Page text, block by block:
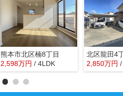
熊本市北区楠8丁目
2,598万円 / 4LDK
北区龍田4
2,850万円